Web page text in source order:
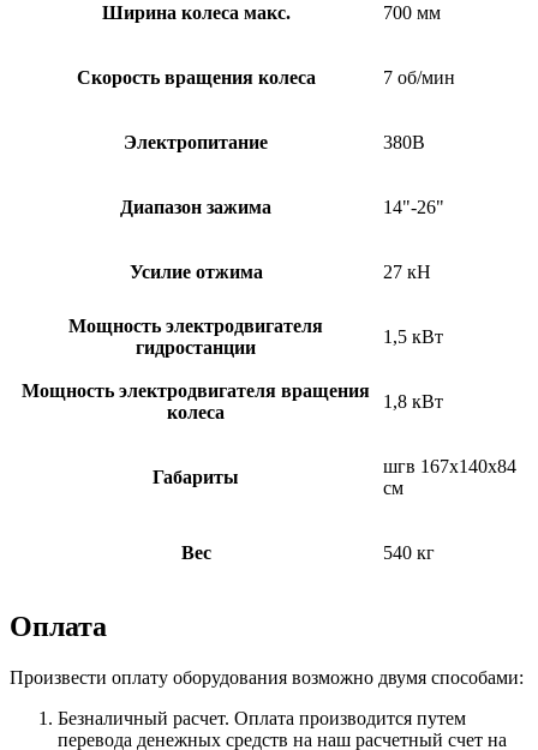
Ширина колеса макс. 700 мм
Скорость вращения колеса 7 об/мин
Электропитание 380В
Диапазон зажима 14"-26"
Усилие отжима 27 кН
Мощность электродвигателя
гидростанции
1,5 кВт
Мощность электродвигателя вращения
колеса
1,8 кВт
Габариты
шгв 167х140х84
см
Вес 540 кг
Оплата
Произвести оплату оборудования возможно двумя способами:
Безналичный расчет. Оплата производится путем
перевода денежных средств на наш расчетный счет на